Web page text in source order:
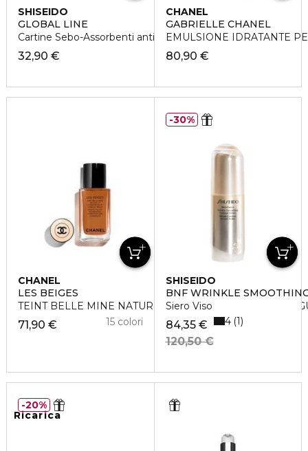
SHISEIDO
GLOBAL LINE
Cartine Sebo-Assorbenti anti-lucidità
32,90 €
CHANEL
GABRIELLE CHANEL
EMULSIONE IDRATANTE
80,90 €
CHANEL
LES BEIGES
TEINT BELLE MINE NATURELLE HYDRATATION ET
71,90 € 15 colori
SHISEIDO
BNF WRINKLE
Siero Viso
84,35 €
120,50 €
4 1
30%
Ricarica
20%